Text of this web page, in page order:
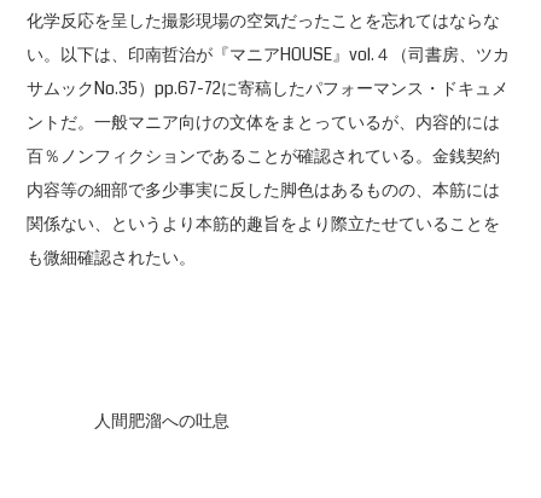
化学反応を呈した撮影現場の空気だったことを忘れてはならな
い。以下は、印南哲治が『マニアHOUSE』vol.４（司書房、ツカ
サムックNo.35）pp.67-72に寄稿したパフォーマンス・ドキュメ
ントだ。一般マニア向けの文体をまとっているが、内容的には
百％ノンフィクションであることが確認されている。金銭契約
内容等の細部で多少事実に反した脚色はあるものの、本筋には
関係ない、というより本筋的趣旨をより際立たせていることを
も微細確認されたい。
人間肥溜への吐息